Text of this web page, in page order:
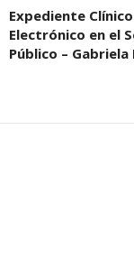
Expediente Clínico
Electrónico en el
Público – Gabriela